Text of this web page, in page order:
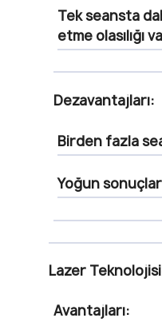
Tek seansta
etme olasılığı
Dezavantajları:
Birden fazla
Yoğun
Lazer
Avantajları: